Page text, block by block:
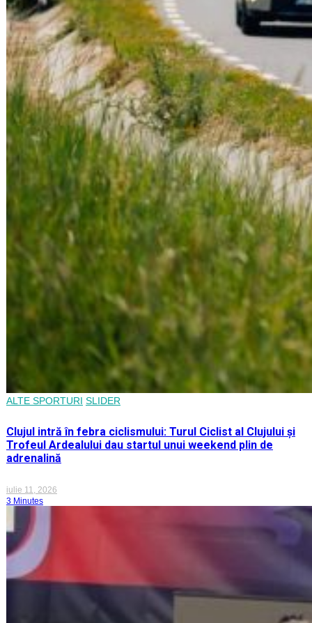
ALTE SPORTURI SLIDER
Clujul intră în febra ciclismului: Turul Ciclist al Clujului și
Trofeul Ardealului dau startul unui weekend plin de
adrenalină
iulie 11, 2026
3 Minutes